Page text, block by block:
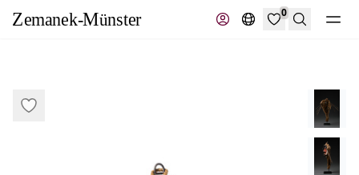
0
Suche